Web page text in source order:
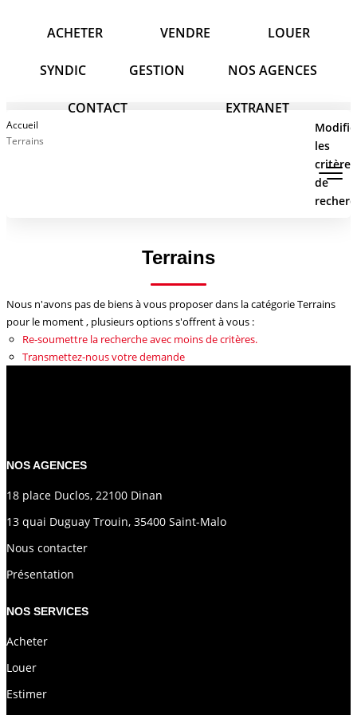
ACHETER VENDRE LOUER
SYNDIC GESTION NOS AGENCES
CONTACT EXTRANET
SYNDIC
GESTION
NOS AGENCES
Accueil
Terrains
les
critères
de
Plus de critères
Terrains
Nous n'avons pas de biens à vous proposer dans la catégorie Terrains
pour le moment , plusieurs options s'offrent à vous :
Re-soumettre la recherche avec moins de critères.
Transmettez-nous votre demande
NOS AGENCES
18 place Duclos, 22100 Dinan
13 quai Duguay Trouin, 35400 Saint-Malo
Nous contacter
Présentation
NOS SERVICES
Acheter
Louer
Estimer